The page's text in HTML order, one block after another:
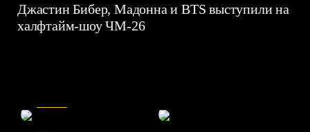
Джастин Бибер, Мадонна и BTS выступили на
халфтайм-шоу ЧМ-26